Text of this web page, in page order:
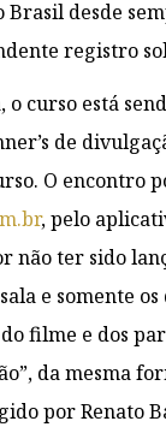
desde
registro
o curso está
de
O encontro
, pelo
não ter sido
e somente
filme e dos
da mesma
por Renato